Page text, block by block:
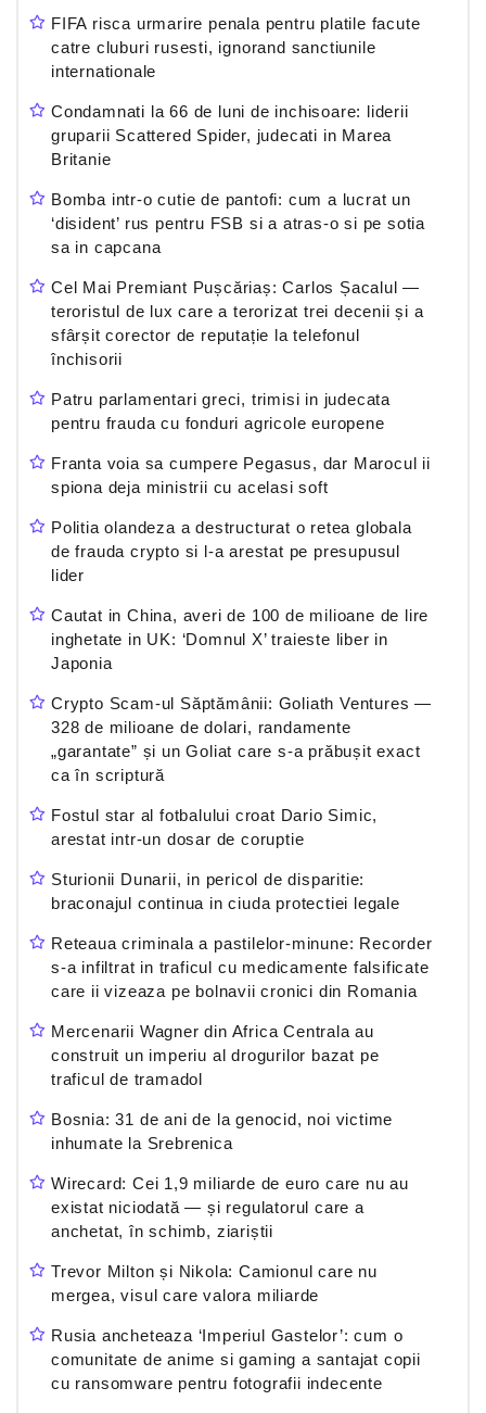
FIFA risca urmarire penala pentru platile facute
catre cluburi rusesti, ignorand sanctiunile
internationale
Condamnati la 66 de luni de inchisoare: liderii
gruparii Scattered Spider, judecati in Marea
Britanie
Bomba intr-o cutie de pantofi: cum a lucrat un
‘disident’ rus pentru FSB si a atras-o si pe sotia
sa in capcana
Cel Mai Premiant Pușcăriaș: Carlos Șacalul —
teroristul de lux care a terorizat trei decenii și a
sfârșit corector de reputație la telefonul
închisorii
Patru parlamentari greci, trimisi in judecata
pentru frauda cu fonduri agricole europene
Franta voia sa cumpere Pegasus, dar Marocul ii
spiona deja ministrii cu acelasi soft
Politia olandeza a destructurat o retea globala
de frauda crypto si l-a arestat pe presupusul
lider
Cautat in China, averi de 100 de milioane de lire
inghetate in UK: ‘Domnul X’ traieste liber in
Japonia
Crypto Scam-ul Săptămânii: Goliath Ventures —
328 de milioane de dolari, randamente
„garantate” și un Goliat care s-a prăbușit exact
ca în scriptură
Fostul star al fotbalului croat Dario Simic,
arestat intr-un dosar de coruptie
Sturionii Dunarii, in pericol de disparitie:
braconajul continua in ciuda protectiei legale
Reteaua criminala a pastilelor-minune: Recorder
s-a infiltrat in traficul cu medicamente falsificate
care ii vizeaza pe bolnavii cronici din Romania
Mercenarii Wagner din Africa Centrala au
construit un imperiu al drogurilor bazat pe
traficul de tramadol
Bosnia: 31 de ani de la genocid, noi victime
inhumate la Srebrenica
Wirecard: Cei 1,9 miliarde de euro care nu au
existat niciodată — și regulatorul care a
anchetat, în schimb, ziariștii
Trevor Milton și Nikola: Camionul care nu
mergea, visul care valora miliarde
Rusia ancheteaza ‘Imperiul Gastelor’: cum o
comunitate de anime si gaming a santajat copii
cu ransomware pentru fotografii indecente